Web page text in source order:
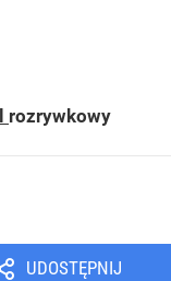
rozrywkowy
UDOSTĘPNIJ